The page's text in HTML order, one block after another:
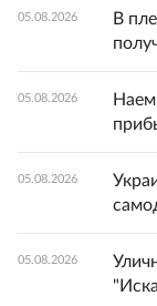
05.08.2026
В
05.08.2026
05.08.2026
05.08.2026